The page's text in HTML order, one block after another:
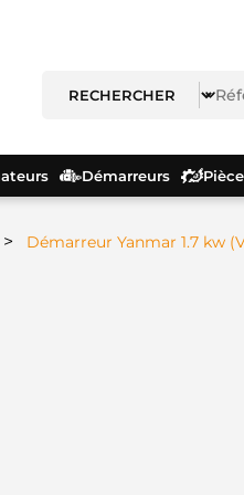
Démarreurs
>
Démarreur Yanmar 1.7 kw